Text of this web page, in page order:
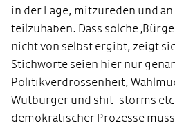
in der Lage, mitzureden und
teilzuhaben. Dass solche
nicht von selbst ergibt, zeigt
Stichworte seien hier nur
Politikverdrossenheit,
Wutbürger und shit-storms
demokratischer Prozesse